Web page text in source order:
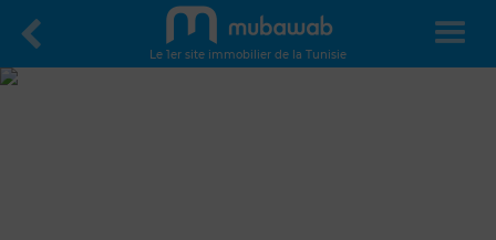
Le 1er site immobilier de la Tunisie